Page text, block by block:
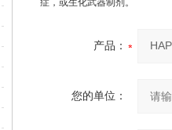
症，或生化武器制剂。
产品：
您的单位：